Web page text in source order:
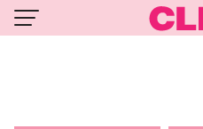
Skip
to